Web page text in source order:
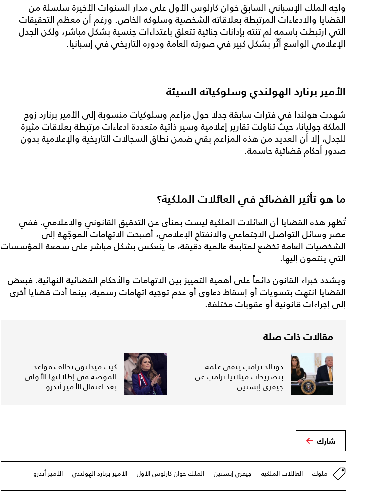
واجه الملك الإسباني السابق خوان كارلوس الأول على مدار السنوات الأخيرة سلسلة من
القضايا والادعاءات المرتبطة بعلاقاته الشخصية وسلوكه الخاص. ورغم أن معظم التحقيقات
التي ارتبطت باسمه لم تنته بإدانات جنائية تتعلق باعتداءات جنسية بشكل مباشر، ولكن الجدل
الإعلامي الواسع أثّر بشكل كبير في صورته العامة ودوره التاريخي في إسبانيا.
الأمير برنارد الهولندي وسلوكياته السيئة
شهدت هولندا في فترات سابقة جدلاً حول مزاعم وسلوكيات منسوبة إلى الأمير برنارد زوج
الملكة جوليانا، حيث تناولت تقارير إعلامية وسير ذاتية متعددة ادعاءات مرتبطة بعلاقات مثيرة
للجدل، إلا أن العديد من هذه المزاعم بقي ضمن نطاق السجالات التاريخية والإعلامية بدون
صدور أحكام قضائية حاسمة.
ما هو تأثير الفضائح في العائلات الملكية؟
تُظهر هذه القضايا أن العائلات الملكية ليست بمنأى عن التدقيق القانوني والإعلامي. ففي
عصر وسائل التواصل الاجتماعي والانفتاح الإعلامي، أصبحت الاتهامات الموجّهة إلى
الشخصيات العامة تخضع لمتابعة عالمية دقيقة، ما ينعكس بشكل مباشر على سمعة المؤسسات
التي ينتمون إليها.
ويشدد خبراء القانون دائماً على أهمية التمييز بين الاتهامات والأحكام القضائية النهائية. فبعض
القضايا انتهت بتسويات أو إسقاط دعاوى أو عدم توجيه اتهامات رسمية، بينما أدت قضايا أخرى
إلى إجراءات قانونية أو عقوبات مختلفة.
مقالات ذات صلة
دونالد ترامب ينفي علمه
بتصريحات ميلانيا ترامب عن
جيفري إبستين
كيت ميدلتون تخالف قواعد
الموضة في إطلالتها الأولى
بعد اعتقال الأمير أندرو
شارك
ملوك العائلات الملكية جيفري إبستين الملك خوان كارلوس الأول الأمير برنارد الهولندي الأمير أندرو